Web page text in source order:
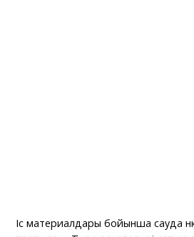
Іс материалдары бойынша сауда